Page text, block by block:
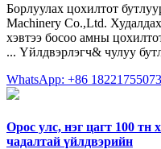
Борлуулах цохилтот
Machinery Co.,Ltd.
хэвтээ босоо амны
... Үйлдвэрлэгч& чулуу
WhatsApp: +86 18221755073
Орос улс, нэг цагт 100 тн
чадалтай үйлдвэрийн